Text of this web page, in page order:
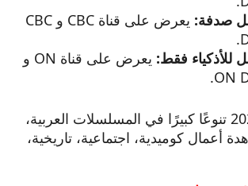
صدفة:
يعرض على قناة CBC و CBC
فقط:
يعرض على قناة ON و
ON
يُقدم رمضان 2024 تنوعًا كبيرًا في المسلسلات العربية،
أعمال كوميدية، اجتماعية، تاريخية،